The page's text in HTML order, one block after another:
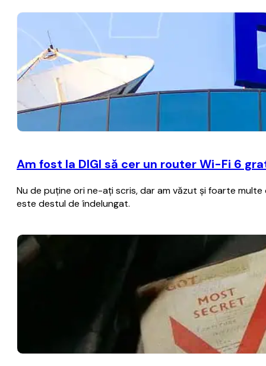
Am fost la DIGI să cer un router Wi-Fi 6
Nu de puţine ori ne-aţi scris, dar am văzut şi foarte
este destul de îndelungat.